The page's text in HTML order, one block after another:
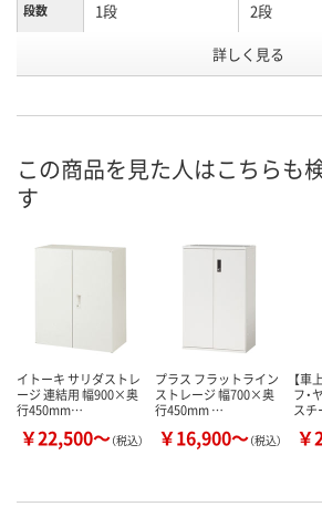
段数 1段 2段
X910529
販売停止
詳しく見る
この商品を見た人はこちらも
す
イトーキ サリダストレ
ージ 連結用 幅900×奥
行450mm…
￥22,500～（税込）
プラス フラットライン
ストレージ 幅700×奥
行450mm …
￥16,900～（税込）
【車
フ・
ス
￥